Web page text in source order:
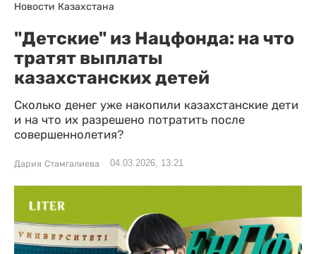
Новости Казахстана
"Детские" из Нацфонда: на что
тратят выплаты
казахстанских детей
Сколько денег уже накопили казахстанские дети
и на что их разрешено потратить после
совершеннолетия?
Дария Стамгалиева 04.03.2026, 13:21